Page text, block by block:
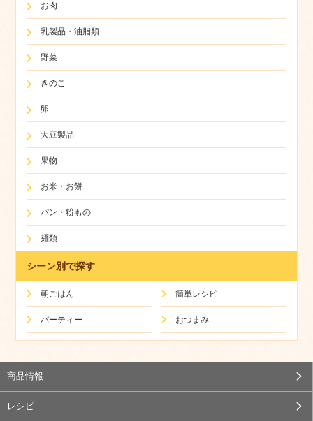
お肉
乳製品・油脂類
野菜
きのこ
卵
大豆製品
果物
お米・お餅
パン・粉もの
麺類
シーン別で探す
朝ごはん 簡単レシピ
パーティー おつまみ
商品情報
レシピ